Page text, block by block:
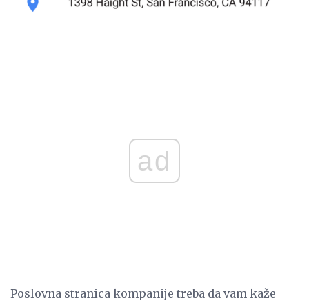
ad
Poslovna stranica kompanije treba da vam kaže